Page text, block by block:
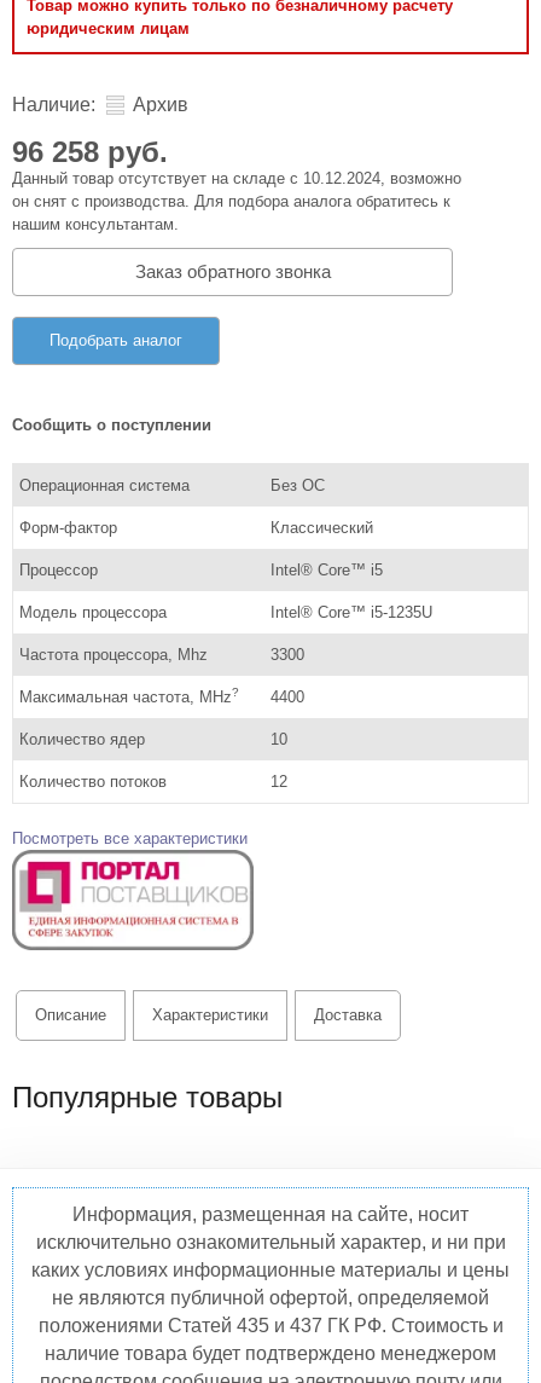
Товар можно купить только по безналичному расчету
юридическим лицам
Наличие: Архив
96 258 руб.
Данный товар отсутствует на складе с 10.12.2024, возможно
он снят с производства. Для подбора аналога обратитесь к
нашим консультантам.
Заказ обратного звонка
Подобрать аналог
Сообщить о поступлении
Операционная система Без ОС
Форм-фактор Классический
Процессор Intel® Core™ i5
Модель процессора Intel® Core™ i5-1235U
Частота процессора, Mhz 3300
Максимальная частота, MHz? 4400
Количество ядер 10
Количество потоков 12
Посмотреть все характеристики
Описание Характеристики Доставка
Популярные товары
Информация, размещенная на сайте, носит
исключительно ознакомительный характер, и ни при
каких условиях информационные материалы и цены
не являются публичной офертой, определяемой
положениями Статей 435 и 437 ГК РФ. Стоимость и
наличие товара будет подтверждено менеджером